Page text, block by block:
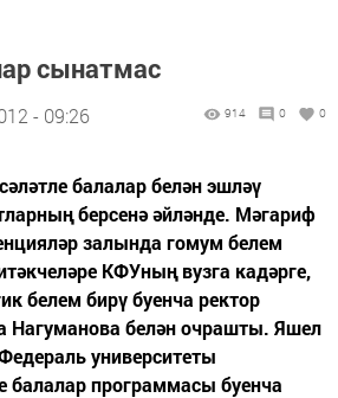
сынатмас
- 09:26 914 0 0
балалар белән эшләү
берсенә әйләнде. Мәгариф
залында гомум белем
КФУның вузга кадәрге,
белем бирү буенча ректор
Нагуманова белән очрашты. Яшел
университеты
балалар программасы буенча